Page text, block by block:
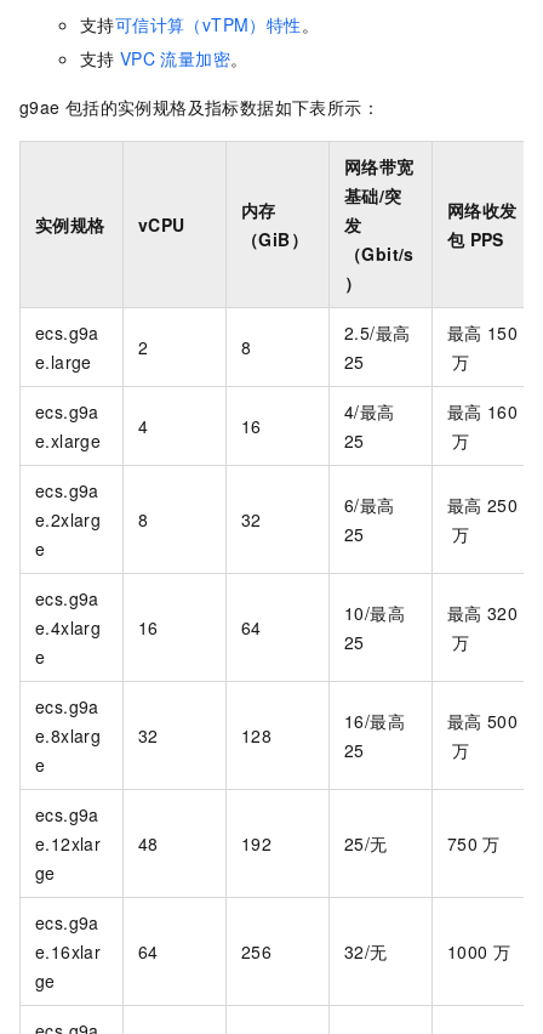
支持可信计算（vTPM）特性。
支持 VPC 流量加密。
g9ae 包括的实例规格及指标数据如下表所示：
实例规格 vCPU
内存
（GiB）
网络带宽
基础/突
发
（Gbit/s
）
网络收发
包 PPS
ecs.g9a
e.large
2 8
2.5/最高
25
最高 150
万
ecs.g9a
e.xlarge
4 16
4/最高
25
最高 160
万
ecs.g9a
e.2xlarg
e
8 32
6/最高
25
最高 250
万
ecs.g9a
e.4xlarg
e
16 64
10/最高
25
最高 320
万
ecs.g9a
e.8xlarg
e
32 128
16/最高
25
最高 500
万
ecs.g9a
e.12xlar
ge
48 192 25/无 750 万
ecs.g9a
e.16xlar
ge
64 256 32/无 1000 万